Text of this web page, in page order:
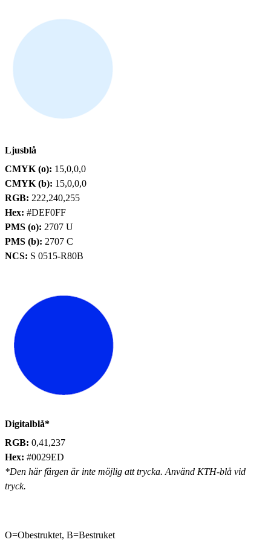
Ljusblå
CMYK (o): 15,0,0,0
CMYK (b): 15,0,0,0
RGB: 222,240,255
Hex: #DEF0FF
PMS (o): 2707 U
PMS (b): 2707 C
NCS: S 0515-R80B
Digitalblå*
RGB: 0,41,237
Hex: #0029ED
*Den här färgen är inte möjlig att trycka. Använd KTH-blå vid
tryck.
O=Obestruktet, B=Bestruket